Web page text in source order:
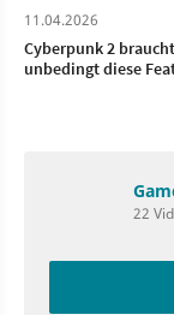
11.04.2026
Cyberpunk 2 braucht
unbedingt diese
22